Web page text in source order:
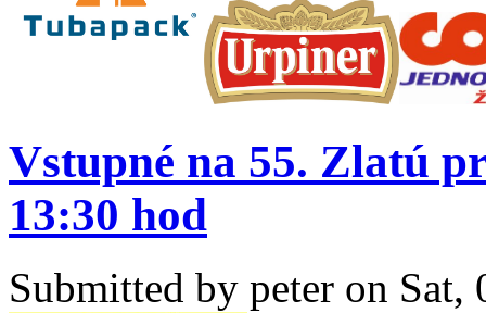
Vstupné na 55. Zlatú
13:30 hod
Submitted by peter on Sat,